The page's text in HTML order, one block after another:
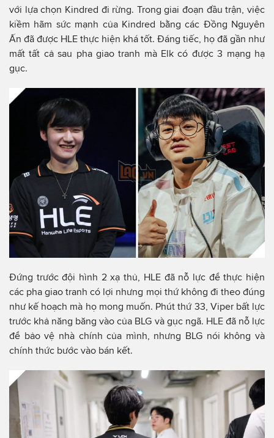
với lựa chọn Kindred đi rừng. Trong giai đoạn đầu trận, việc
kiềm hãm sức mạnh của Kindred bằng các Đồng Nguyên
Ấn đã được HLE thực hiện khá tốt. Đáng tiếc, họ đã gần như
mất tất cả sau pha giao tranh mà Elk có được 3 mạng hạ
gục.
Đứng trước đội hình 2 xạ thủ, HLE đã nỗ lực để thực hiện
các pha giao tranh có lợi nhưng mọi thứ không đi theo đúng
như kế hoạch mà họ mong muốn. Phút thứ 33, Viper bất lực
trước khả năng băng vào của BLG và gục ngã. HLE đã nỗ lực
để bảo vệ nhà chính của mình, nhưng BLG nói không và
chính thức bước vào bán kết.